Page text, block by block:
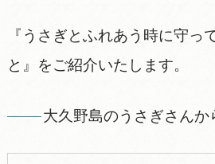
『うさぎとふれあう時に守っ
と』をご紹介いたします。
大久野島のうさぎさんか